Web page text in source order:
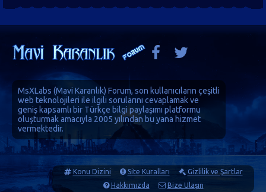
MsXLabs (Mavi Karanlık) Forum, son kullanıcıların çeşitli
web teknolojileri ile ilgili sorularını cevaplamak ve
geniş kapsamlı bir Türkçe bilgi paylaşımı platformu
oluşturmak amacıyla 2005 yılından bu yana hizmet
vermektedir.
Konu Dizini Site Kuralları
Gizlilik ve Şartlar
Hakkımızda
Bize Ulaşın